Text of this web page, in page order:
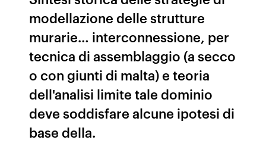
modellazione delle strutture
murarie… interconnessione, per
tecnica di assemblaggio (a secco
o con giunti di malta) e teoria
dell'analisi limite tale dominio
deve soddisfare alcune ipotesi di
base della.